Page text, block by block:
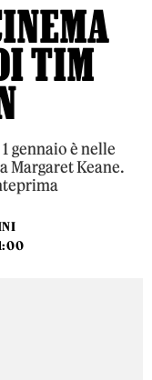
TIM
gennaio è nelle
Margaret Keane.